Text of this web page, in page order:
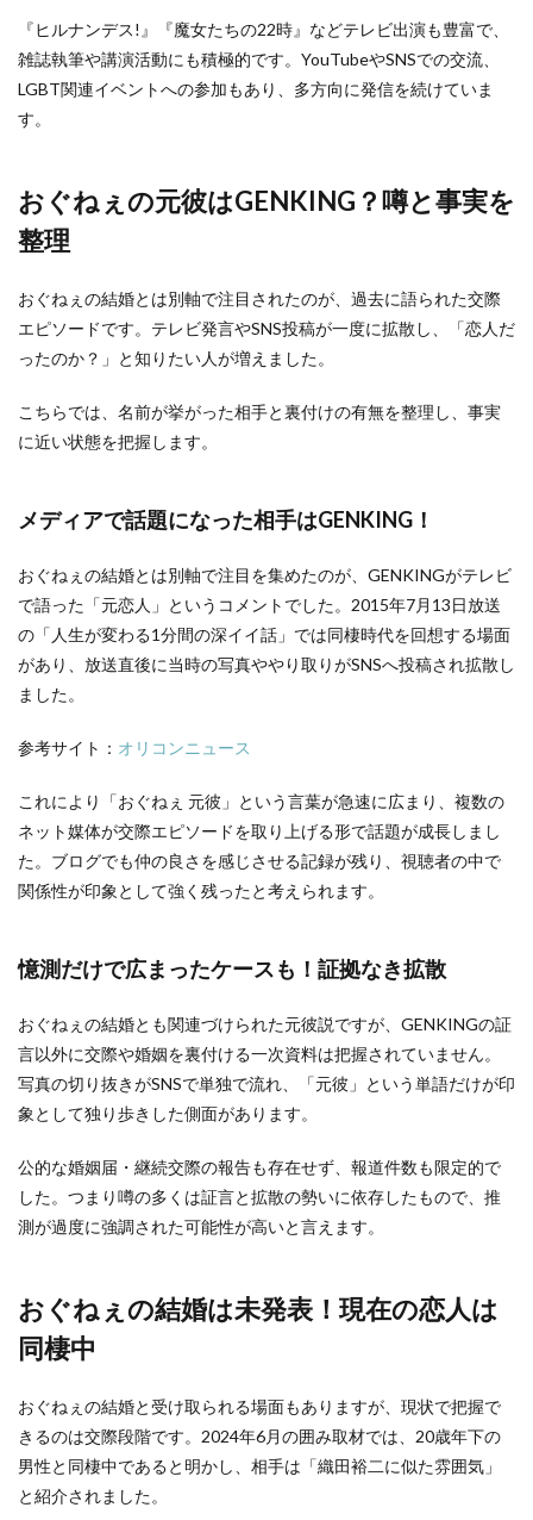
『ヒルナンデス!』『魔女たちの22時』などテレビ出演も豊富で、
雑誌執筆や講演活動にも積極的です。YouTubeやSNSでの交流、
LGBT関連イベントへの参加もあり、多方向に発信を続けていま
す。
おぐねぇの元彼はGENKING？噂と事実を
整理
おぐねぇの結婚とは別軸で注目されたのが、過去に語られた交際
エピソードです。テレビ発言やSNS投稿が一度に拡散し、「恋人だ
ったのか？」と知りたい人が増えました。
こちらでは、名前が挙がった相手と裏付けの有無を整理し、事実
に近い状態を把握します。
メディアで話題になった相手はGENKING！
おぐねぇの結婚とは別軸で注目を集めたのが、GENKINGがテレビ
で語った「元恋人」というコメントでした。2015年7月13日放送
の「人生が変わる1分間の深イイ話」では同棲時代を回想する場面
があり、放送直後に当時の写真ややり取りがSNSへ投稿され拡散し
ました。
参考サイト： オリコンニュース
これにより「おぐねぇ 元彼」という言葉が急速に広まり、複数の
ネット媒体が交際エピソードを取り上げる形で話題が成長しまし
た。ブログでも仲の良さを感じさせる記録が残り、視聴者の中で
関係性が印象として強く残ったと考えられます。
憶測だけで広まったケースも！証拠なき拡散
おぐねぇの結婚とも関連づけられた元彼説ですが、GENKINGの証
言以外に交際や婚姻を裏付ける一次資料は把握されていません。
写真の切り抜きがSNSで単独で流れ、「元彼」という単語だけが印
象として独り歩きした側面があります。
公的な婚姻届・継続交際の報告も存在せず、報道件数も限定的で
した。つまり噂の多くは証言と拡散の勢いに依存したもので、推
測が過度に強調された可能性が高いと言えます。
おぐねぇの結婚は未発表！現在の恋人は
同棲中
おぐねぇの結婚と受け取られる場面もありますが、現状で把握で
きるのは交際段階です。2024年6月の囲み取材では、20歳年下の
男性と同棲中であると明かし、相手は「織田裕二に似た雰囲気」
と紹介されました。